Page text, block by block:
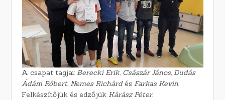
A csapat tagjai:Berecki Erik, Császár János, Dudás
Ádám Róbert, Nemes Richárd ésFarkas Kevin.
Felkészítőjük és edzőjük Kárász Péter.